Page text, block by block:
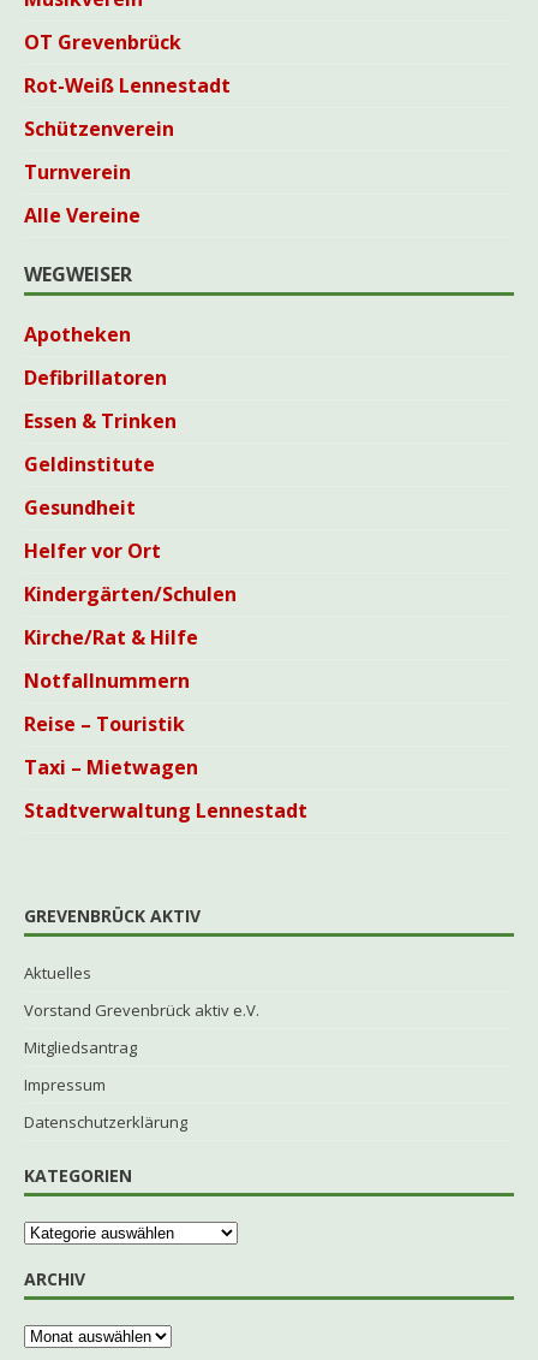
OT Grevenbrück
Rot-Weiß Lennestadt
Schützenverein
Turnverein
Alle Vereine
WEGWEISER
Apotheken
Defibrillatoren
Essen & Trinken
Geldinstitute
Gesundheit
Helfer vor Ort
Kindergärten/Schulen
Kirche/Rat & Hilfe
Notfallnummern
Reise – Touristik
Taxi – Mietwagen
Stadtverwaltung Lennestadt
GREVENBRÜCK AKTIV
Aktuelles
Vorstand Grevenbrück aktiv e.V.
Mitgliedsantrag
Impressum
Datenschutzerklärung
KATEGORIEN
ARCHIV